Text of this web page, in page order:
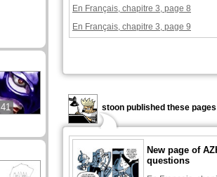
41
En Français, chapitre 3, page 8
En Français, chapitre 3, page 9
stoon published these
New page of
questions